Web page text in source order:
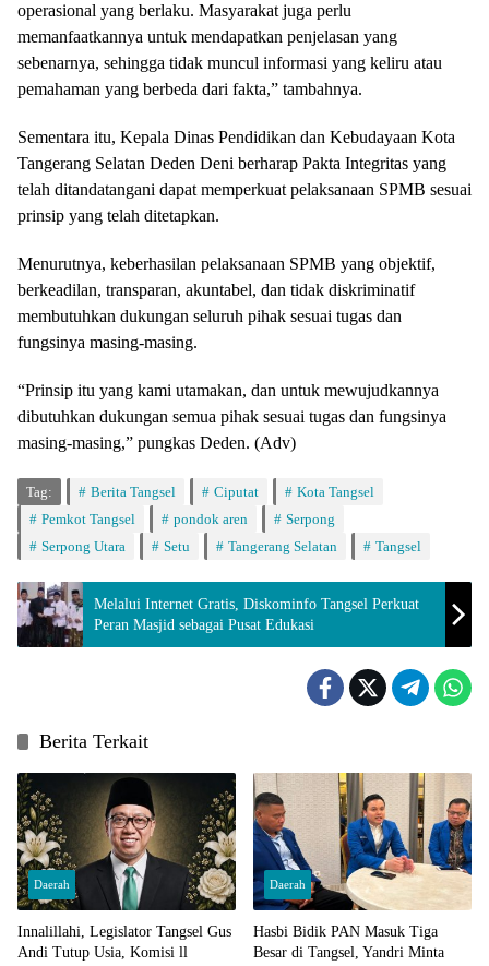
operasional yang berlaku. Masyarakat juga perlu
memanfaatkannya untuk mendapatkan penjelasan yang
sebenarnya, sehingga tidak muncul informasi yang keliru atau
pemahaman yang berbeda dari fakta,” tambahnya.
Sementara itu, Kepala Dinas Pendidikan dan Kebudayaan Kota
Tangerang Selatan Deden Deni berharap Pakta Integritas yang
telah ditandatangani dapat memperkuat pelaksanaan SPMB sesuai
prinsip yang telah ditetapkan.
Menurutnya, keberhasilan pelaksanaan SPMB yang objektif,
berkeadilan, transparan, akuntabel, dan tidak diskriminatif
membutuhkan dukungan seluruh pihak sesuai tugas dan
fungsinya masing-masing.
“Prinsip itu yang kami utamakan, dan untuk mewujudkannya
dibutuhkan dukungan semua pihak sesuai tugas dan fungsinya
masing-masing,” pungkas Deden. (Adv)
Tag: Berita Tangsel Ciputat
Kota Tangsel
Pemkot Tangsel
pondok aren
Serpong
Serpong Utara
Setu Tangerang Selatan Tangsel
Melalui Internet Gratis, Diskominfo Tangsel Perkuat
Peran Masjid sebagai Pusat Edukasi
Berita Terkait
Daerah
Innalillahi, Legislator Tangsel Gus
Andi Tutup Usia, Komisi ll
Daerah
Hasbi Bidik PAN Masuk Tiga
Besar di Tangsel, Yandri Minta